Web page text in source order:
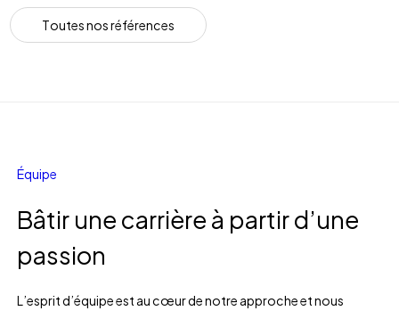
Toutesnosréférences
Équipe
Bâtir une carrière à partir d’une
passion
L’esprit d’équipe est au cœur de notre approche et nous